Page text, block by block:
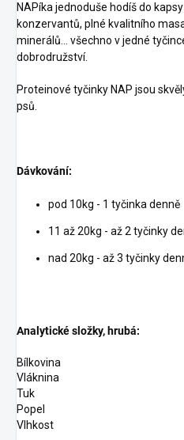
NAPíka jednoduše hodíš do
konzervantů, plné kvalitního
minerálů... všechno v jedné
dobrodružství.
Proteinové tyčinky NAP jsou
psů.
Dávkování:
pod 10kg - 1 tyčinka denně
11 až 20kg - až 2 tyčinky
nad 20kg - až 3 tyčinky
Analytické složky, hrubá:
Bílkovina
Vláknina
Tuk
Popel
Vlhkost